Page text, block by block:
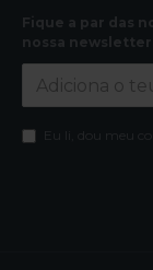
Fique a par das
nossa newsletter.
Eu li, dou meu